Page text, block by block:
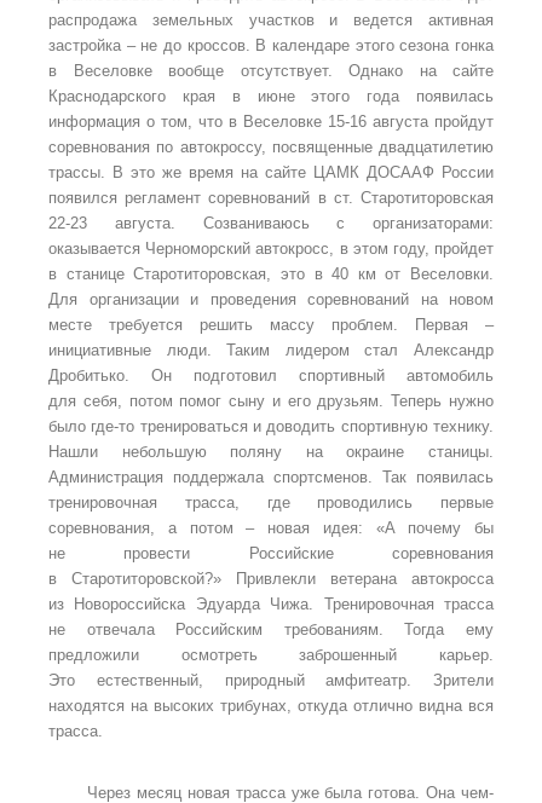
распродажа земельных участков и ведется активная
застройка – не до кроссов. В календаре этого сезона гонка
в Веселовке вообще отсутствует. Однако на сайте
Краснодарского края в июне этого года появилась
информация о том, что в Веселовке 15-16 августа пройдут
соревнования по автокроссу, посвященные двадцатилетию
трассы. В это же время на сайте ЦАМК ДОСААФ России
появился регламент соревнований в ст. Старотиторовская
22-23 августа. Созваниваюсь с организаторами:
оказывается Черноморский автокросс, в этом году, пройдет
в станице Старотиторовская, это в 40 км от Веселовки.
Для организации и проведения соревнований на новом
месте требуется решить массу проблем. Первая –
инициативные люди. Таким лидером стал Александр
Дробитько. Он подготовил спортивный автомобиль
для себя, потом помог сыну и его друзьям. Теперь нужно
было где-то тренироваться и доводить спортивную технику.
Нашли небольшую поляну на окраине станицы.
Администрация поддержала спортсменов. Так появилась
тренировочная трасса, где проводились первые
соревнования, а потом – новая идея: «А почему бы
не провести Российские соревнования
в Старотиторовской?» Привлекли ветерана автокросса
из Новороссийска Эдуарда Чижа. Тренировочная трасса
не отвечала Российским требованиям. Тогда ему
предложили осмотреть заброшенный карьер.
Это естественный, природный амфитеатр. Зрители
находятся на высоких трибунах, откуда отлично видна вся
трасса.
Через месяц новая трасса уже была готова. Она чем-